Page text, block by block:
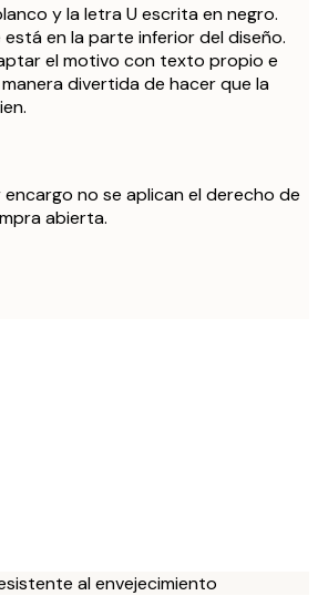
y la letra U escrita en negro.
en la parte inferior del diseño.
el motivo con texto propio e
divertida de hacer que la
no se aplican el derecho de
abierta.
al envejecimiento